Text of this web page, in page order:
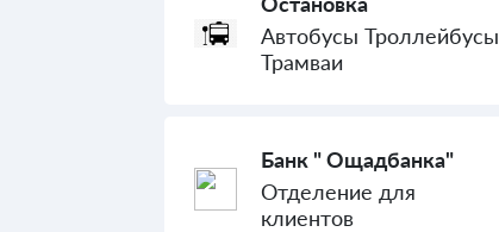
Автобусы Троллейбусы
Трамваи
Банк " Ощадбанка"
Отделение для
клиентов